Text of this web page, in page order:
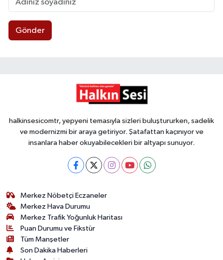
Gönder
halkinsesicomtr, yepyeni temasıyla sizleri buluştururken, sadelik
ve modernizmi bir araya getiriyor. Şatafattan kaçınıyor ve
insanlara haber okuyabilecekleri bir altyapı sunuyor.
Merkez Nöbetçi Eczaneler
Merkez Hava Durumu
Merkez Trafik Yoğunluk Haritası
Puan Durumu ve Fikstür
Tüm Manşetler
Son Dakika Haberleri